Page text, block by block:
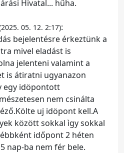
Hivatal... hűha.
05. 12. 2:17):
bejelentésre érkeztünk a
mivel eladást is
jelenteni valamint a
is átiratni ugyanazon
egy idöpontott
nem csinálta
uj idöpont kell.A
között sokkal ìgy sokkal
időpont 2 héten
nap-ba nem fér bele.